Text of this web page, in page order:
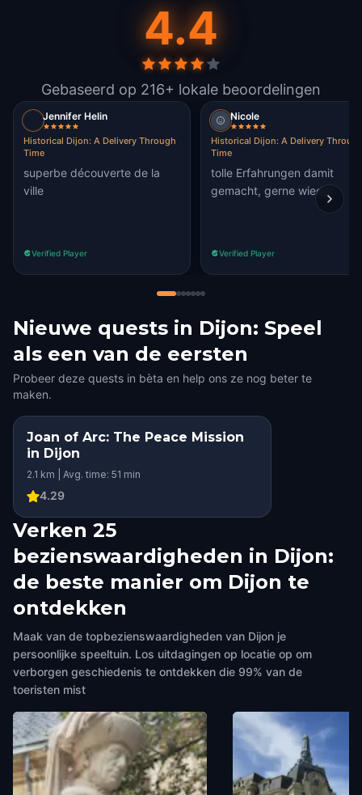
4.4
Gebaseerd op 216+ lokale beoordelingen
Jennifer Helin
Historical Dijon: A Delivery Through
Time
superbe découverte de la
ville
Verified Player
Nicole
Historical Dijon: A Delivery
Time
tolle Erfahrungen damit
gemacht, gerne wieder
Verified Player
Nieuwe quests in Dijon: Speel
als een van de eersten
Probeer deze quests in bèta en help ons ze nog beter te
maken.
Joan of Arc: The Peace Mission
in Dijon
2.1 km | Avg. time: 51 min
4.29
Verken 25
bezienswaardigheden in Dijon:
de beste manier om Dijon te
ontdekken
Maak van de topbezienswaardigheden van Dijon je
persoonlijke speeltuin. Los uitdagingen op locatie op om
verborgen geschiedenis te ontdekken die 99% van de
toeristen mist